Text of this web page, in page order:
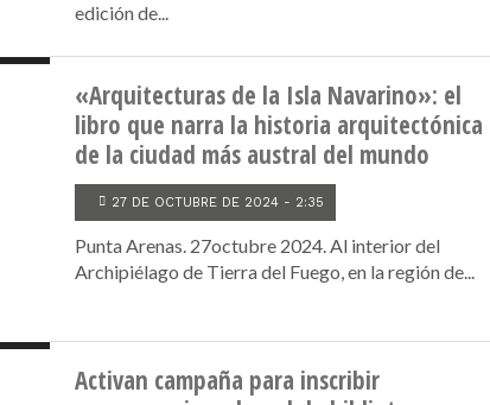
edición de...
«Arquitecturas de la Isla Navarino»: el
libro que narra la historia arquitectónica
de la ciudad más austral del mundo
27 DE OCTUBRE DE 2024 - 2:35
Punta Arenas. 27octubre 2024. Al interior del
Archipiélago de Tierra del Fuego, en la región de...
Activan campaña para inscribir